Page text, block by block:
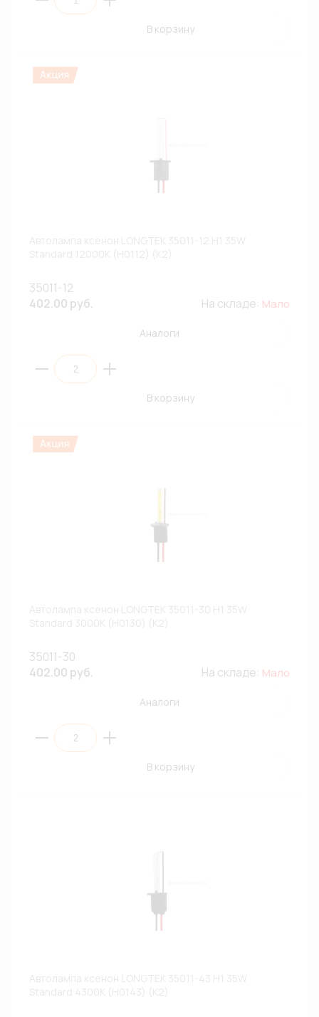
В корзину
35011-12
402.00 руб.
На складе: Мало
Аналоги
В корзину
35011-30
402.00 руб.
На складе: Мало
Аналоги
В корзину